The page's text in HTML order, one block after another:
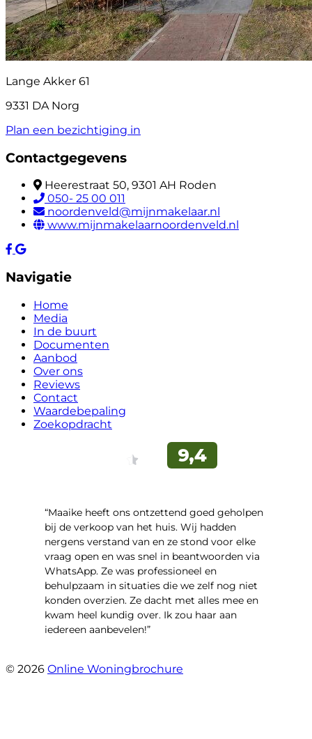
Lange Akker 61
9331 DA Norg
Plan een bezichtiging in
Contactgegevens
Heerestraat 50, 9301 AH Roden
050- 25 00 011
noordenveld@mijnmakelaar.nl
www.mijnmakelaarnoordenveld.nl
Navigatie
Home
Media
In de buurt
Documenten
Aanbod
Over ons
Reviews
Contact
Waardebepaling
Zoekopdracht
“Maaike heeft ons ontzettend goed geholpen
bij de verkoop van het huis. Wij hadden
nergens verstand van en ze stond voor elke
vraag open en was snel in beantwoorden via
WhatsApp. Ze was professioneel en
behulpzaam in situaties die we zelf nog niet
konden overzien. Ze dacht met alles mee en
kwam heel kundig over. Ik zou haar aan
iedereen aanbevelen!”
© 2026 Online Woningbrochure